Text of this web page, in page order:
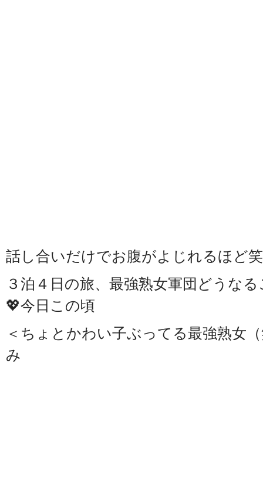
話し合いだけでお腹がよじれるほど
３泊４日の旅、最強熟女軍団どうな
💖今日この頃
＜ちょとかわい子ぶってる最強熟女
み